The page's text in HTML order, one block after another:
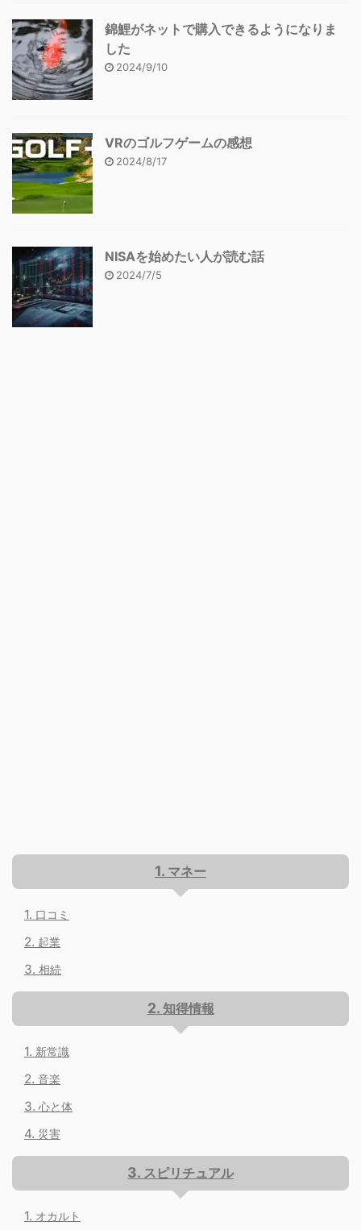
錦鯉がネットで購入できるようになりま
した
2024/9/10
VRのゴルフゲームの感想
2024/8/17
NISAを始めたい人が読む話
2024/7/5
マネー
口コミ
起業
相続
知得情報
新常識
音楽
心と体
災害
スピリチュアル
オカルト